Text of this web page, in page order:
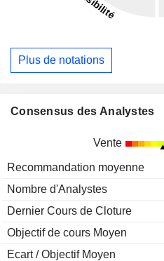
Plus de notations
Consensus des Analystes
Vente
Recommandation moyenne
Nombre d'Analystes
Dernier Cours de Cloture
Objectif de cours Moyen
Ecart / Objectif Moyen